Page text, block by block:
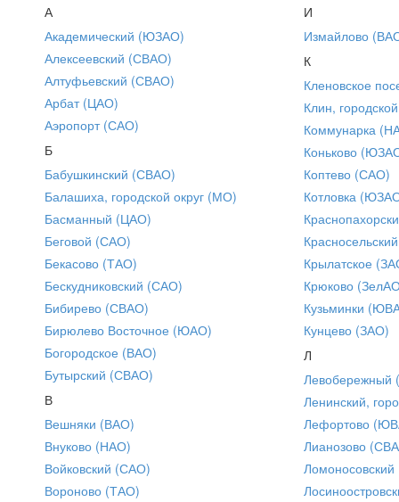
А
Академический (ЮЗАО)
Алексеевский (СВАО)
Алтуфьевский (СВАО)
Арбат (ЦАО)
Аэропорт (САО)
Б
Бабушкинский (СВАО)
Балашиха, городской округ (МО)
Басманный (ЦАО)
Беговой (САО)
Бекасово (ТАО)
Бескудниковский (САО)
Бибирево (СВАО)
Бирюлево Восточное (ЮАО)
Богородское (ВАО)
Бутырский (СВАО)
В
Вешняки (ВАО)
Внуково (НАО)
Войковский (САО)
Вороново (ТАО)
И
Измайлово
К
Кленовское
Клин,
Коммунарка
Коньково
Коптево (САО)
Котловка
Крылатское
Крюково
Кузьминки
Кунцево (ЗАО)
Л
Ленинский,
Лефортово
Лианозово